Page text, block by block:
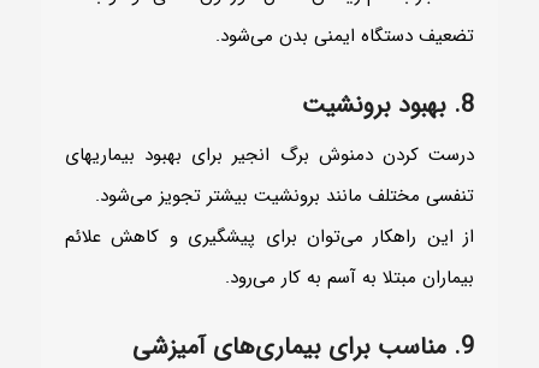
تضعیف دستگاه ایمنی بدن می‌شود.
8. بهبود برونشیت
درست کردن دمنوش برگ انجیر برای بهبود بیماریهای
تنفسی مختلف مانند برونشیت بیشتر تجویز می‌شود.
از این راهکار می‌توان برای پیشگیری و کاهش علائم
بیماران مبتلا به آسم به کار می‌رود.
9. مناسب برای بیماری‌های آمیزشی